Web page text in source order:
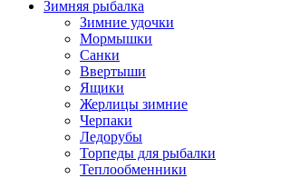
Зимняя рыбалка
Зимние удочки
Мормышки
Санки
Ввертыши
Ящики
Жерлицы зимние
Черпаки
Ледорубы
Торпеды для рыбалки
Теплообменники